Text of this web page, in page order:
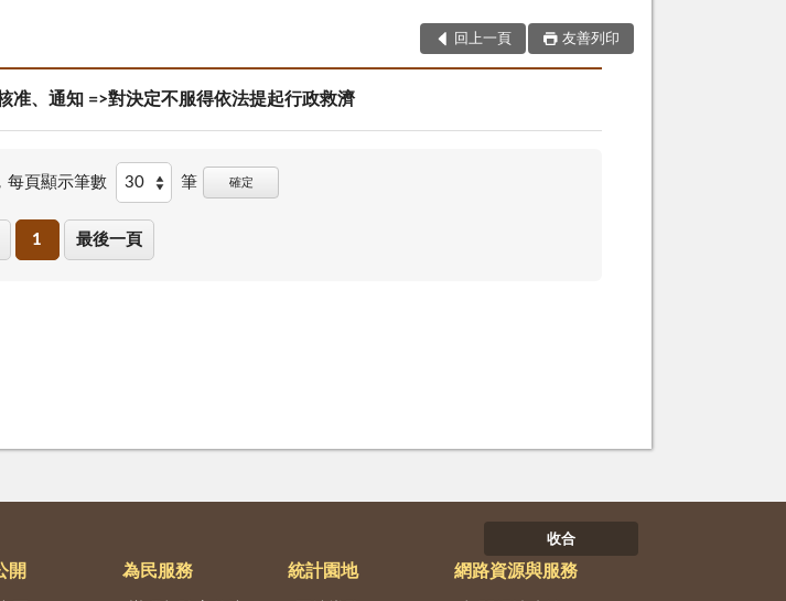
回上一頁 友善列印
准、通知 =>對決定不服得依法提起行政救濟
每頁顯示筆數 筆 確定
1 最後一頁
收合
開 為民服務 統計園地 網路資源與服務